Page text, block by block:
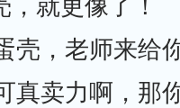
就更像了！
壳，老师来给
真卖力啊，那